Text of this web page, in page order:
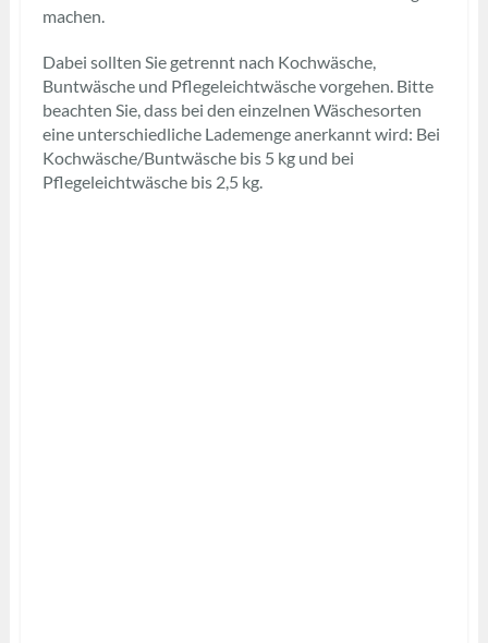
machen.
Dabei sollten Sie getrennt nach Kochwäsche,
Buntwäsche und Pflegeleichtwäsche vorgehen. Bitte
beachten Sie, dass bei den einzelnen Wäschesorten
eine unterschiedliche Lademenge anerkannt wird: Bei
Kochwäsche/Buntwäsche bis 5 kg und bei
Pflegeleichtwäsche bis 2,5 kg.